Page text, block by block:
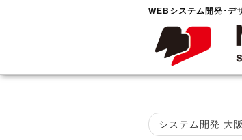
WEBシステム開発･デ
システム開発 大